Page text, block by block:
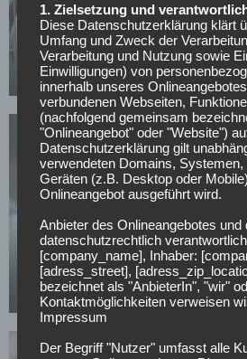
FC SCHALKE 04
Schalke verleiht Torwart nach
14.07.2026
SONSTIGES
All or Nothing: Hearts &
der Krone
15.05.2026
1. Zielsetzung und
Diese Datenschutzerklärung klärt
Umfang und Zweck der
Verarbeitung und Nutzung sowie
Einwilligungen) von
innerhalb unseres
verbundenen Webseiten,
(nachfolgend gemeinsam
"Onlineangebot" oder "Website")
Datenschutzerklärung gilt
verwendeten Domains, Systemen,
Geräten (z.B. Desktop oder
Onlineangebot ausgeführt wird.
Anbieter des Onlineangebotes und
datenschutzrechtlich
[company_name], Inhaber:
[adress_street],
bezeichnet als "AnbieterIn", "wir"
Kontaktmöglichkeiten verweisen
Impressum
Der Begriff "Nutzer" umfasst alle